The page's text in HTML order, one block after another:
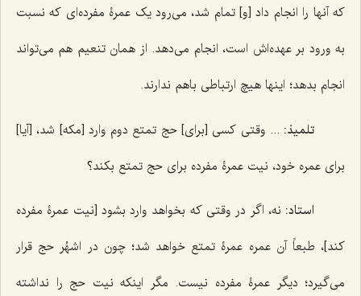
که آنها را انجام داد [و] تمام شد، می‌رود یک عمرۀ مفرده‌ای که نسبت
به ورود بر عهده‌اش است، انجام می‌دهد. از همان تنعیم هم می‌تواند
انجام بدهد؛ اینها هیچ ارتباطی باهم ندارند.
تلمیذ: ... وقتی کسی [برای] حج تمتع دوم وارد [مکه] شد، [آیا]
برای عمره خود، نیت عمرۀ مفرده برای حج تمتع بکند؟
استاد: نه، اگر در وقتی که بخواهد وارد بشود [نیت عمرۀ مفرده
کند]، طبعاً آن عمره عمرۀ تمتع خواهد شد؛ چون در اشهُر حج قرار
می‌گیرد؛ دیگر عمرۀ مفرده نیست. مگر اینکه نیت حج را نداشته